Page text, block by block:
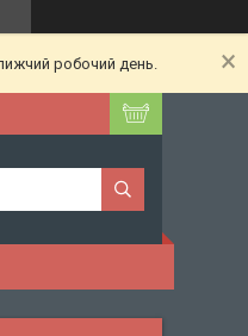
робочий день.